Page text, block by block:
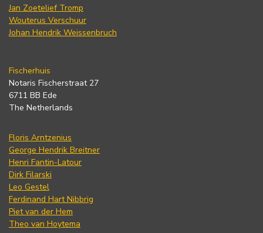
Jan Zoetelief Tromp
Wouterus Verschuur
Johan Hendrik Weissenbruch
Fischerhuis
Notaris Fischerstraat 27
6711 BB Ede
The Netherlands
Floris Arntzenius
George Hendrik Breitner
Henri Fantin-Latour
Dirk Filarski
Leo Gestel
Ferdinand Hart Nibbrig
Piet van der Hem
Theo van Hoytema